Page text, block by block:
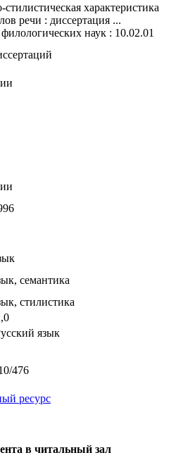
характеристика
речи : диссертация ...
наук : 10.02.01
семантика
стилистика
язык
476
ресурс
в читальный зал